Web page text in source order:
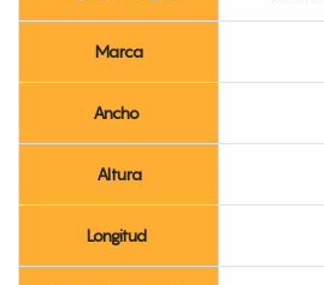
Marca
Ancho
Altura
Longitud